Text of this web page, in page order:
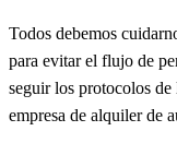
Todos debemos
para evitar el flujo de
seguir los protocolos
empresa de alquiler de